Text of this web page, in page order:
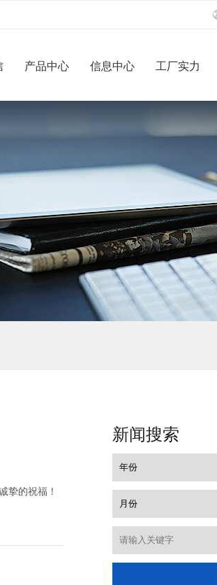
产品中心 信息中心 工厂实力
挚的祝福！
新闻搜索